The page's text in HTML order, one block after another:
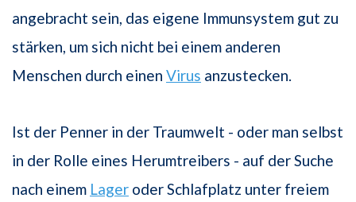
angebracht sein, das eigene Immunsystem gut zu
stärken, um sich nicht bei einem anderen
Menschen durch einen Virus anzustecken.
Ist der Penner in der Traumwelt - oder man selbst
in der Rolle eines Herumtreibers - auf der Suche
nach einem Lager oder Schlafplatz unter freiem